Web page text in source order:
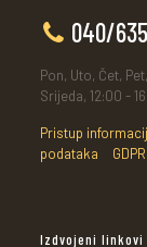
040/
Pon, Uto, Čet,
Srijeda, 12:00 -
Pristup
podataka
GDPR
Izdvojeni linkovi